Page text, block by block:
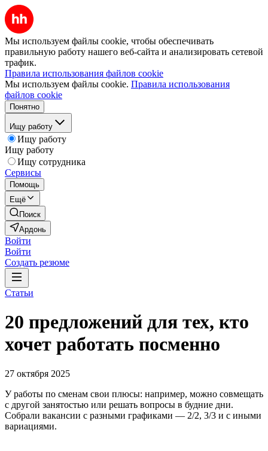
Мы используем файлы cookie, чтобы обеспечивать
правильную работу нашего веб-сайта и анализировать сетевой
трафик.
Правила использования файлов cookie
Мы используем файлы cookie. Правила использования
файлов cookie
Понятно
Ищу работу
Ищу работу
Ищу работу
Ищу сотрудника
Сервисы
Помощь
Ещё
Поиск
Ардонь
Войти
Войти
Создать резюме
Статьи
20 предложений для тех, кто
хочет работать посменно
27 октября 2025
У работы по сменам свои плюсы: например, можно совмещать
с другой занятостью или решать вопросы в будние дни.
Собрали вакансии с разными графиками — 2/2, 3/3 и с иными
вариациями.